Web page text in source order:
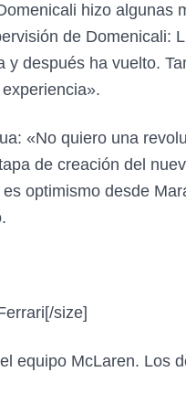
hizo algunas
de Domenicali:
después ha vuelto.
«No quiero una
de creación del
optimismo desde
[/size]
equipo McLaren. Los